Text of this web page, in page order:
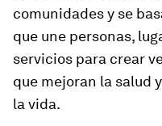
comunidades y se
que une personas,
servicios para crear
que mejoran la salud
la vida.